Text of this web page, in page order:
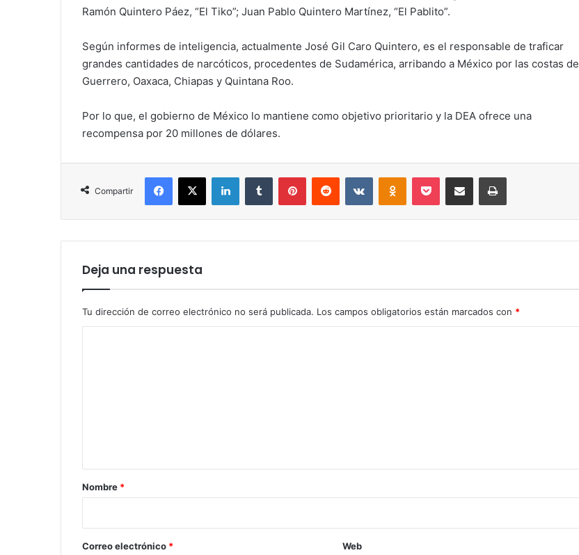
Ramón Quintero Páez, “El Tiko”; Juan Pablo Quintero Martínez, “El Pablito”.
Según informes de inteligencia, actualmente José Gil Caro Quintero, es el responsable de traficar
grandes cantidades de narcóticos, procedentes de Sudamérica, arribando a México por las costas de
Guerrero, Oaxaca, Chiapas y Quintana Roo.
Por lo que, el gobierno de México lo mantiene como objetivo prioritario y la DEA ofrece una
recompensa por 20 millones de dólares.
Compartir
Facebook
X LinkedInTumblr PinterestReddit VKontakteOdnoklassniki
Pocket Compartir por correo electrónicoImprimir
Deja una respuesta
Tu dirección de correo electrónico no será publicada. Los campos obligatorios están marcados con *
r
*
Nombre *
Correo electrónico * Web